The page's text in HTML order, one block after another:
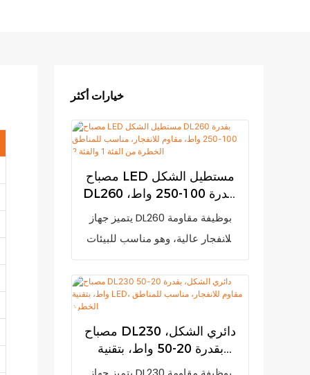
خيارات أكثر
مصباح LED مستطيل الشكل
DL260 بقدرة 100-250 واط،
مقاوم للانفجار، مناسب
للمناطق الخطرة من الفئة 1
والفئة 2
يتميز جهاز DL260 بوظيفة مقاومة
للانفجار عالية، وهو مناسب للبيئات
IIA وIIB وIIC، بالإضافة إلى مختلف
الأماكن القابلة للاشتعال والانفجار.
الحديدية، والطاقة الكهربائية،
مصباح DL230 دائري الشكل،
بقدرة 20-50 واط، بتقنية
LED، مقاوم للانفجار، مناسب